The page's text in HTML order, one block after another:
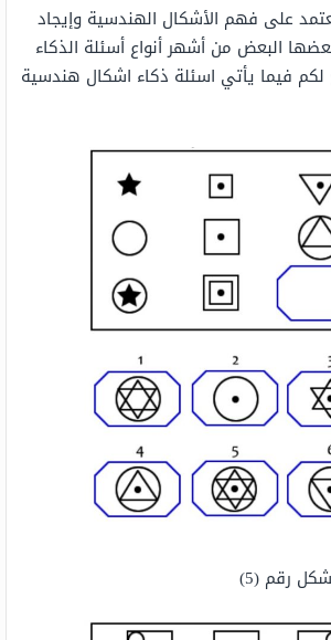
على فهم الأشكال الهندسية وإيجاد
البعض من أشهر أنواع أسئلة الذكاء
فيما يأتي اسئلة ذكاء اشكال هندسية
رقم (5)